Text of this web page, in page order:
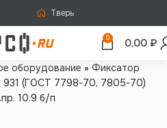
Тверь
0 0,00 ₽
оборудование » Фиксатор
931 (ГОСТ 7798-70, 7805-70)
10.9 б/п